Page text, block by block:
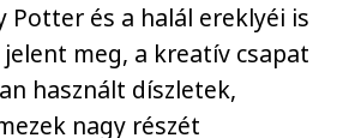
Potter és a halál ereklyéi is
jelent meg, a kreatív csapat
használt díszletek,
nagy részét